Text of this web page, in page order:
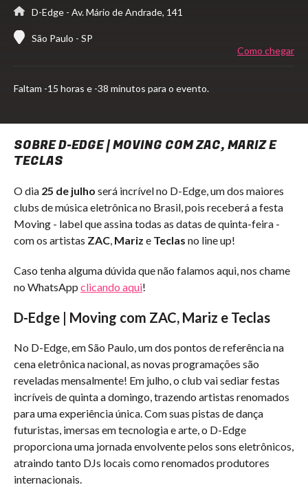
D-Edge - Av. Mário de Andrade, 141
São Paulo - SP
Como chegar
Faltam -15 horas e -38 minutos para o evento.
SOBRE D-EDGE | MOVING COM ZAC, MARIZ E
TECLAS
O dia 25 de julho será incrível no D-Edge, um dos maiores
clubs de música eletrônica no Brasil, pois receberá a festa
Moving - label que assina todas as datas de quinta-feira -
com os artistas ZAC, Mariz e Teclas no line up!
Caso tenha alguma dúvida que não falamos aqui, nos chame
no WhatsApp clicando aqui!
D-Edge | Moving com ZAC, Mariz e Teclas
No D-Edge, em São Paulo, um dos pontos de referência na
cena eletrônica nacional, as novas programações são
reveladas mensalmente! Em julho, o club vai sediar festas
incríveis de quinta a domingo, trazendo artistas renomados
para uma experiência única. Com suas pistas de dança
futuristas, imersas em tecnologia e arte, o D-Edge
proporciona uma jornada envolvente pelos sons eletrônicos,
atraindo tanto DJs locais como renomados produtores
internacionais.